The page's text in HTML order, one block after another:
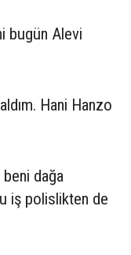
bugün Alevi
Hani Hanzo
dağa
iş polislikten de